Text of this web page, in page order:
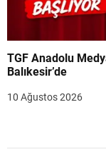
TGF Anadolu
Balıkesir’de
10 Ağustos 2026